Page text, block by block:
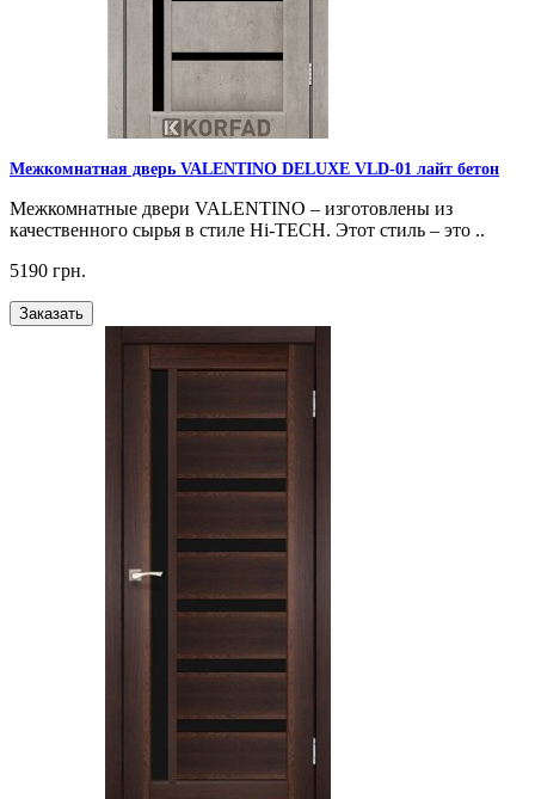
Межкомнатная дверь VALENTINO DELUXE VLD-01 лайт бетон
Межкомнатные двери VALENTINO – изготовлены из
качественного сырья в стиле Hi-TECH. Этот стиль – это ..
5190 грн.
Заказать